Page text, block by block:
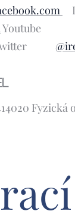
Youtube
Fyzická